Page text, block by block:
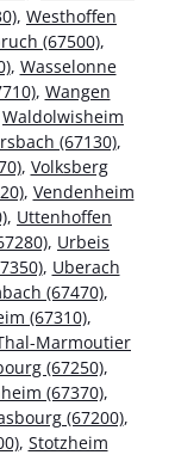
, Westhoffen
(67500),
, Wasselonne
, Wangen
Waldolwisheim
(67130),
, Volksberg
, Vendenheim
, Uttenhoffen
, Urbeis
, Uberach
(67470),
(67310),
Marmoutier
(67250),
(67370),
(67200),
, Stotzheim